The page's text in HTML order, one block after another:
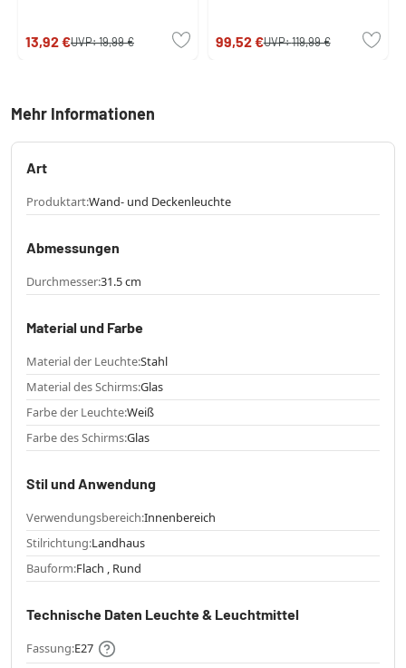
13,92 €UVP:19,99 € 99,52 €UVP:119,99 €
Mehr Informationen
Art
Produktart:Wand- und Deckenleuchte
Abmessungen
Durchmesser:31.5 cm
Material und Farbe
Material der Leuchte:Stahl
Material des Schirms:Glas
Farbe der Leuchte:Weiß
Farbe des Schirms:Glas
Stil und Anwendung
Verwendungsbereich:Innenbereich
Stilrichtung:Landhaus
Bauform:Flach , Rund
Technische Daten Leuchte & Leuchtmittel
Fassung:E27